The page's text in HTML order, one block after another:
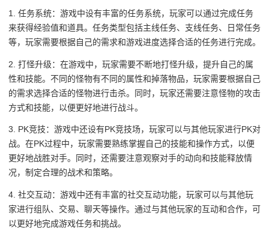
1. 任务系统：游戏中设有丰富的任务系统，玩家可以通过完成任务
来获得经验值和道具。任务类型包括主线任务、支线任务、日常任务
等，玩家需要根据自己的需求和游戏进度选择合适的任务进行完成。
2. 打怪升级：在游戏中，玩家需要不断地打怪升级，提升自己的属
性和技能。不同的怪物有不同的属性和掉落物品，玩家需要根据自己
的需求选择合适的怪物进行击杀。同时，玩家还需要注意怪物的攻击
方式和技能，以便更好地进行战斗。
3. PK竞技：游戏中还设有PK竞技场，玩家可以与其他玩家进行PK对
战。在PK过程中，玩家需要熟练掌握自己的技能和操作方式，以便
更好地战胜对手。同时，还需要注意观察对手的动向和技能释放情
况，制定合理的战术和策略。
4. 社交互动：游戏中还有丰富的社交互动功能，玩家可以与其他玩
家进行组队、交易、聊天等操作。通过与其他玩家的互动和合作，可
以更好地完成游戏任务和挑战。